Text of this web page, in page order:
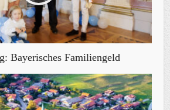
Bayerisches Familiengeld